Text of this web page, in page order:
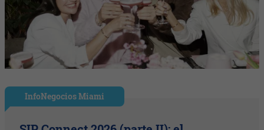
InfoNegocios Miami